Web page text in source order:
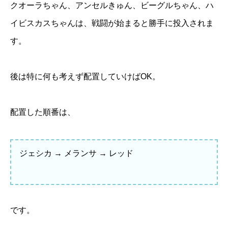
クオーラちゃん、アンセルきゅん、ビーグルちゃん、ハ
イビスカスちゃんは、戦闘が始まると勝手に投入されま
す。
後は特に何も考えず配置していけばOK。
配置した順番は、
ジェシカ → メランサ → レッド
です。